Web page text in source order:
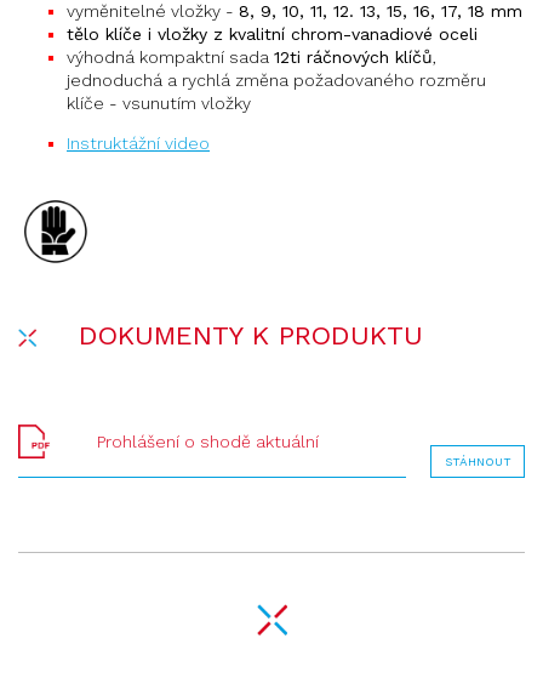
vyměnitelné vložky - 8, 9, 10, 11, 12. 13, 15, 16, 17, 18 mm
tělo klíče i vložky z kvalitní chrom-vanadiové oceli
výhodná kompaktní sada 12ti ráčnových klíčů,
jednoduchá a rychlá změna požadovaného rozměru
klíče - vsunutím vložky
Instruktážní video
DOKUMENTY K PRODUKTU
Prohlášení o shodě aktuální
STÁHNOUT